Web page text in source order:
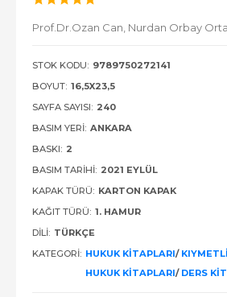
Prof.Dr.Ozan Can, Nurdan Orbay
STOK KODU: 9789750272141
BOYUT: 16,5X23,5
SAYFA SAYISI: 240
BASIM YERI: ANKARA
BASKI: 2
BASIM TARIHI: 2021 EYLÜL
KAPAK TÜRÜ: KARTON KAPAK
KAĞIT TÜRÜ: 1. HAMUR
DILI: TÜRKÇE
KATEGORI: HUKUK KITAPLARI/
HUKUK KITAPLARI/ DERS